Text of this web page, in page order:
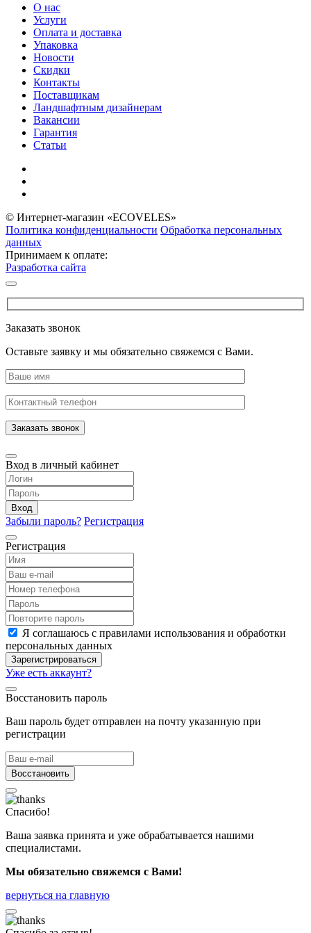
О нас
Услуги
Оплата и доставка
Упаковка
Новости
Скидки
Контакты
Поставщикам
Ландшафтным дизайнерам
Вакансии
Гарантия
Статьи
© Интернет-магазин «ECOVELES»
Политика конфиденциальности Обработка персональных
данных
Принимаем к оплате:
Разработка сайта
Заказать звонок
Оставьте заявку и мы обязательно свяжемся с Вами.
Заказать звонок
Вход в личный кабинет
Вход
Забыли пароль? Регистрация
Регистрация
Я соглашаюсь с правилами использования и обработки
персональных данных
Зарегистрироваться
Уже есть аккаунт?
Восстановить пароль
Ваш пароль будет отправлен на почту указанную при
регистрации
Восстановить
Спасибо!
Ваша заявка принята и уже обрабатывается нашими
специалистами.
Мы обязательно свяжемся с Вами!
вернуться на главную